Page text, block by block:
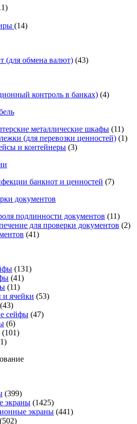
(14)
(для обмена валют) (43)
контроль в банках) (4)
металлические шкафы (11)
(для перевозки ценностей) (1)
и контейнеры (3)
банкнот и ценностей (7)
документов
подлинности документов (11)
для проверки документов (2)
(41)
(131)
(41)
(11)
ячейки (53)
(43)
сейфы (47)
(6)
(101)
(399)
экраны (1425)
экраны (441)
(502)